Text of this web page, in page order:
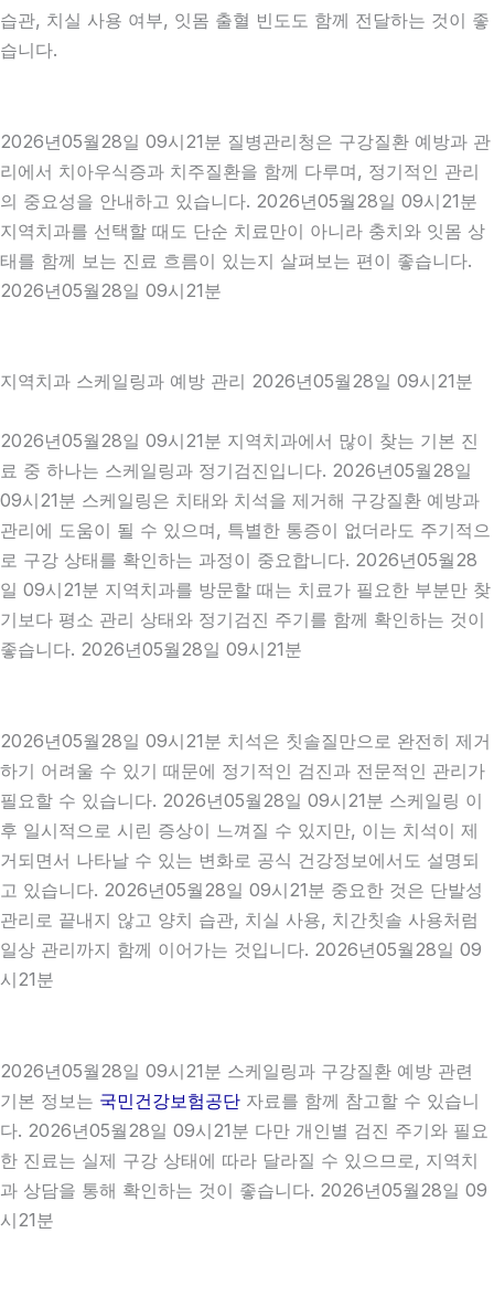
습관, 치실 사용 여부, 잇몸 출혈 빈도도 함께 전달하는 것이 좋
습니다.
2026년05월28일 09시21분 질병관리청은 구강질환 예방과 관
리에서 치아우식증과 치주질환을 함께 다루며, 정기적인 관리
의 중요성을 안내하고 있습니다. 2026년05월28일 09시21분
지역치과를 선택할 때도 단순 치료만이 아니라 충치와 잇몸 상
태를 함께 보는 진료 흐름이 있는지 살펴보는 편이 좋습니다.
2026년05월28일 09시21분
지역치과 스케일링과 예방 관리 2026년05월28일 09시21분
2026년05월28일 09시21분 지역치과에서 많이 찾는 기본 진
료 중 하나는 스케일링과 정기검진입니다. 2026년05월28일
09시21분 스케일링은 치태와 치석을 제거해 구강질환 예방과
관리에 도움이 될 수 있으며, 특별한 통증이 없더라도 주기적으
로 구강 상태를 확인하는 과정이 중요합니다. 2026년05월28
일 09시21분 지역치과를 방문할 때는 치료가 필요한 부분만 찾
기보다 평소 관리 상태와 정기검진 주기를 함께 확인하는 것이
좋습니다. 2026년05월28일 09시21분
2026년05월28일 09시21분 치석은 칫솔질만으로 완전히 제거
하기 어려울 수 있기 때문에 정기적인 검진과 전문적인 관리가
필요할 수 있습니다. 2026년05월28일 09시21분 스케일링 이
후 일시적으로 시린 증상이 느껴질 수 있지만, 이는 치석이 제
거되면서 나타날 수 있는 변화로 공식 건강정보에서도 설명되
고 있습니다. 2026년05월28일 09시21분 중요한 것은 단발성
관리로 끝내지 않고 양치 습관, 치실 사용, 치간칫솔 사용처럼
일상 관리까지 함께 이어가는 것입니다. 2026년05월28일 09
시21분
2026년05월28일 09시21분 스케일링과 구강질환 예방 관련
기본 정보는 국민건강보험공단 자료를 함께 참고할 수 있습니
다. 2026년05월28일 09시21분 다만 개인별 검진 주기와 필요
한 진료는 실제 구강 상태에 따라 달라질 수 있으므로, 지역치
과 상담을 통해 확인하는 것이 좋습니다. 2026년05월28일 09
시21분